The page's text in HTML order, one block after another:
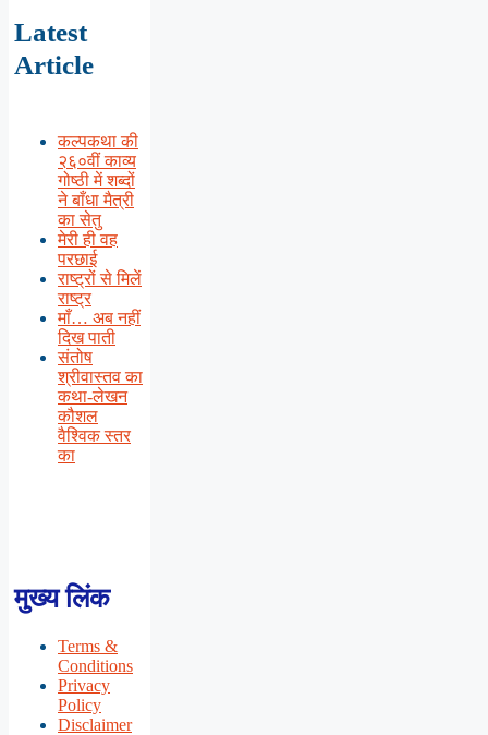
Latest
Article
कल्पकथा की
२६०वीं काव्य
गोष्ठी में शब्दों
ने बाँधा मैत्री
का सेतु
मेरी ही वह
परछाई
राष्ट्रों से मिलें
राष्ट्र
माँ… अब नहीं
दिख पाती
संतोष
श्रीवास्तव का
कथा-लेखन
कौशल
वैश्विक स्तर
का
मुख्य लिंक
Terms &
Conditions
Privacy
Policy
Disclaimer